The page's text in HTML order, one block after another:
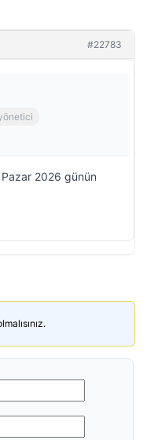
#22783
2026 günün